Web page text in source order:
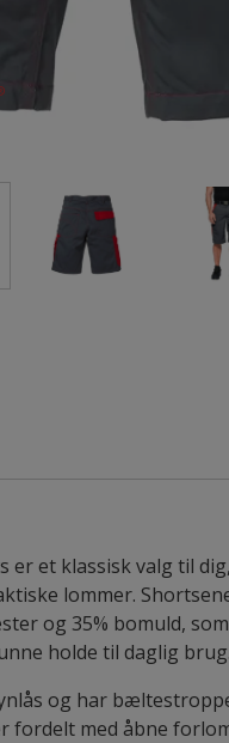
er et klassisk valg til
lommer.
og 35% bomuld,
holde til daglig
og har
fordelt med åbne